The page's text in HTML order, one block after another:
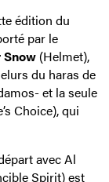
édition du
par le
Snow (Helmet),
du haras de
et la seule
Choice), qui
avec Al
Spirit) est